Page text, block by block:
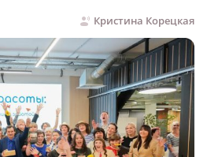
Кристина Корецкая